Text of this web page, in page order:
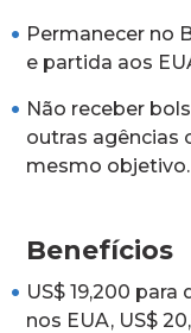
Permanecer no
e partida aos
Não receber
outras agências
mesmo objetivo.
Benefícios
US$ 19,200
nos EUA, US$